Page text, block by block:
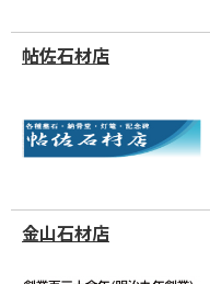
帖佐石材店
金山石材店